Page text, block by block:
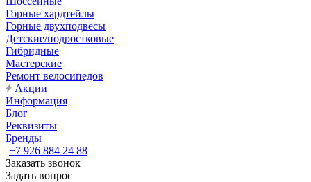
Горные хардтейлы
Горные двухподвесы
Детские/подростковые
Гибридные
Мастерские
Ремонт велосипедов
Акции
Информация
Блог
Реквизиты
Бренды
+7 926 884 24 88
Заказать звонок
Задать вопрос